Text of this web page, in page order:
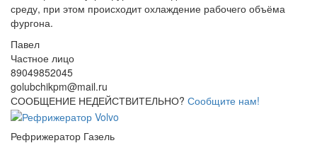
среду, при этом происходит охлаждение рабочего объёма
фургона.
Павел
Частное лицо
89049852045
golubchikpm@mail.ru
СООБЩЕНИЕ НЕДЕЙСТВИТЕЛЬНО? Сообщите нам!
Рефрижератор Газель